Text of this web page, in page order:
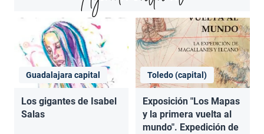
Guadalajara capital
Los gigantes de Isabel
Salas
Toledo (capital)
Exposición "Los Mapas
y la primera vuelta al
mundo". Expedición de